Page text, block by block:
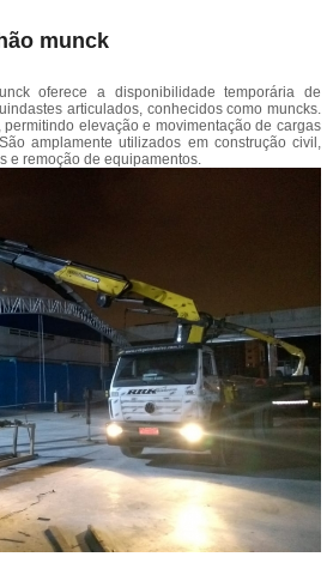
munck
oferece a disponibilidade temporária de
articulados, conhecidos como muncks.
permitindo elevação e movimentação de cargas
amplamente utilizados em construção civil,
e remoção de equipamentos.